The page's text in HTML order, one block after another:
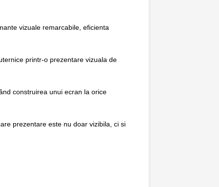
vizuale remarcabile, eficienta
printr-o prezentare vizuala de
construirea unui ecran la orice
prezentare este nu doar vizibila, ci si